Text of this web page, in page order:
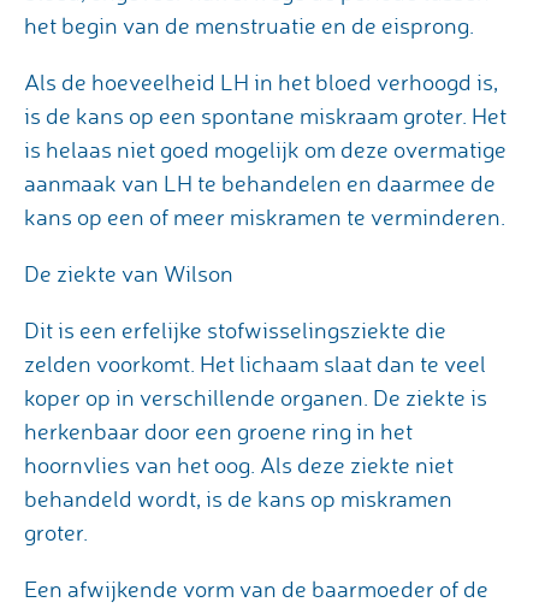
het begin van de menstruatie en de eisprong.
Als de hoeveelheid LH in het bloed verhoogd is,
is de kans op een spontane miskraam groter. Het
is helaas niet goed mogelijk om deze overmatige
aanmaak van LH te behandelen en daarmee de
kans op een of meer miskramen te verminderen.
De ziekte van Wilson
Dit is een erfelijke stofwisselingsziekte die
zelden voorkomt. Het lichaam slaat dan te veel
koper op in verschillende organen. De ziekte is
herkenbaar door een groene ring in het
hoornvlies van het oog. Als deze ziekte niet
behandeld wordt, is de kans op miskramen
groter.
Een afwijkende vorm van de baarmoeder of de